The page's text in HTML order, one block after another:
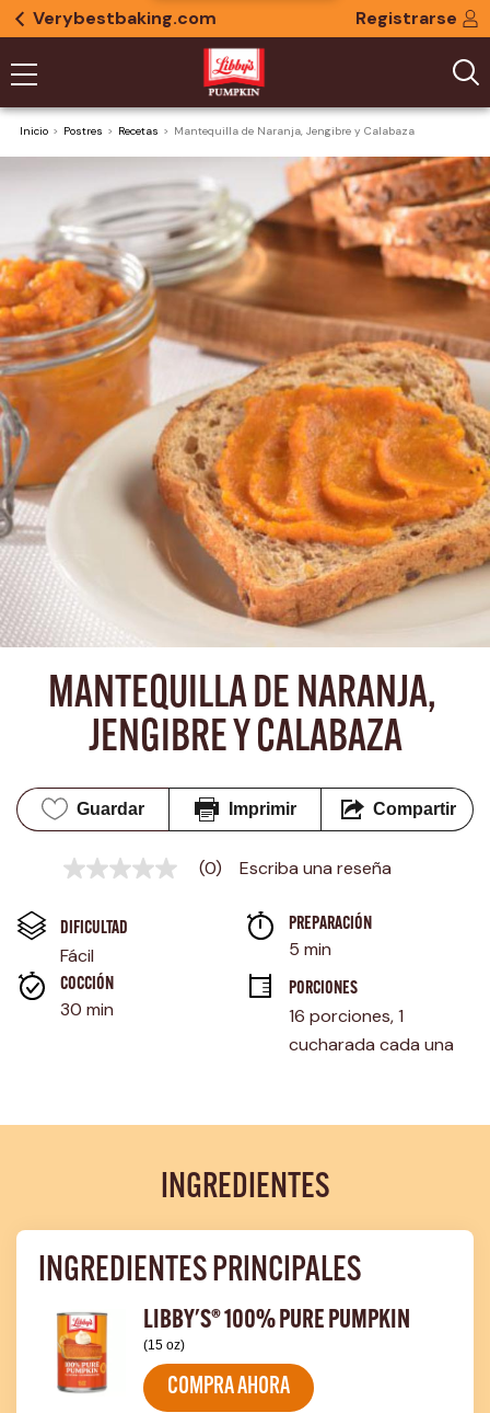
Verybestbaking.com Registrarse
Inicio Postres Recetas Mantequilla de Naranja, Jengibre y Calabaza
MANTEQUILLA DE NARANJA,
JENGIBRE Y CALABAZA
Guardar Imprimir Compartir
Sin
en
la
misma
página.
(0) Escriba una reseña
DIFICULTAD
Fácil
PREPARACIÓN
5 min
COCCIÓN
30 min
PORCIONES
16 porciones, 1
cucharada cada una
INGREDIENTES
INGREDIENTES PRINCIPALES
LIBBY'S® 100% PURE PUMPKIN
(15 oz)
COMPRA AHORA